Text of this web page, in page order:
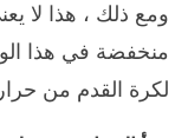
ومع ذلك ، هذا لا
منخفضة في هذا
لكرة القدم من